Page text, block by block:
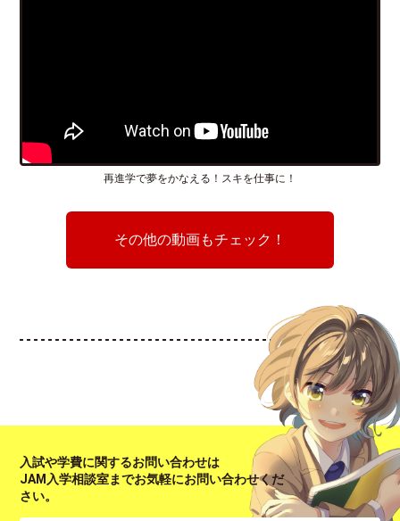
再進学で夢をかなえる！スキを仕事に！
その他の動画もチェック！
入試や学費に関するお問い合わせは
JAM入学相談室までお気軽にお問い合わせくだ
さい。